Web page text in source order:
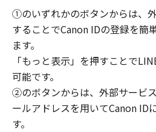
①のいずれかのボタンからは、
することでCanon IDの登録を簡
ます。
「もっと表示」を押すことで
可能です。
②のボタンからは、外部サービ
ールアドレスを用いてCanon ID
す。